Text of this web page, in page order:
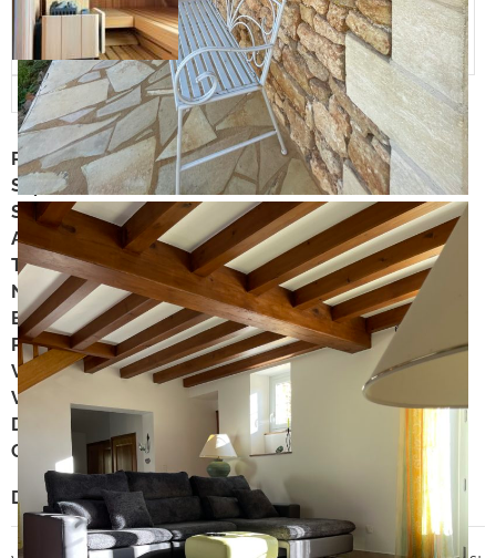
Ref annonce 1648
Superficie: 144 m²
Surface du terrain: 6500 m²
Année de construction: 1992
Type de vente
Viager occupé
Numéro de mandat: 1VO41
Bouquet: 94 185 €
Rente viagère mensuelle: 505 €
Valeur vénale: 449 000 €
Vendeur(s)
Un homme et une femme de 70 ans
DPE
GES
Description